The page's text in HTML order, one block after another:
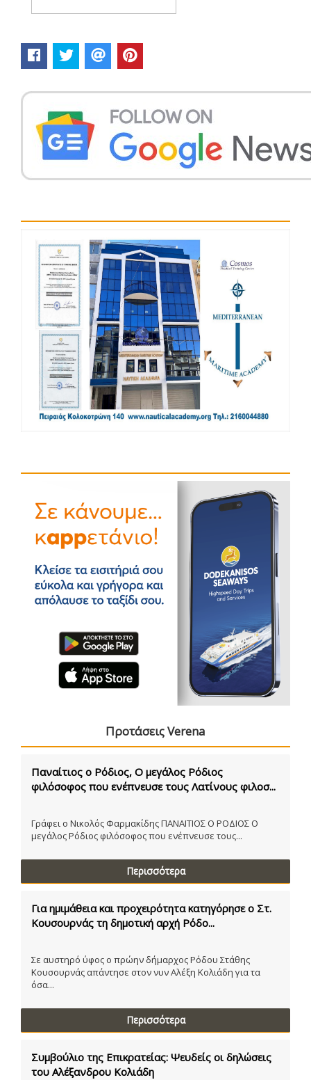
Προτάσεις Verena
Παναίτιος ο Ρόδιος, Ο μεγάλος Ρόδιος
φιλόσοφος που ενέπνευσε τους Λατίνους φιλοσ...
Γράφει ο Νικολός Φαρμακίδης ΠΑΝΑΙΤΙΟΣ Ο ΡΟΔΙΟΣ Ο
μεγάλος Ρόδιος φιλόσοφος που ενέπνευσε τους...
Περισσότερα
Για ημιμάθεια και προχειρότητα κατηγόρησε ο Στ.
Κουσουρνάς τη δημοτική αρχή Ρόδο...
Σε αυστηρό ύφος ο πρώην δήμαρχος Ρόδου Στάθης
Κουσουρνάς απάντησε στον νυν Αλέξη Κολιάδη για τα
όσα...
Περισσότερα
Συμβούλιο της Επικρατείας: Ψευδείς οι δηλώσεις
του Αλέξανδρου Κολιάδη